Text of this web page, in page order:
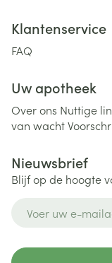
Klantenservice
FAQ
Uw apotheek
Over ons Nuttige
van wacht
Nieuwsbrief
Blijf op de hoogte